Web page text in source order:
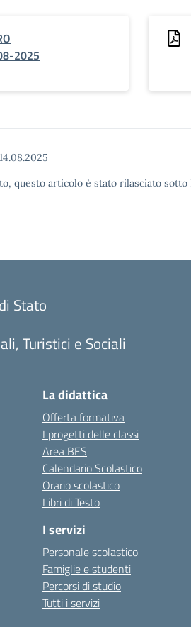
2025
14.08.2025
questo articolo è stato rilasciato
Stato
Turistici e Sociali
La didattica
Offerta formativa
I progetti delle classi
Area BES
Calendario Scolastico
Orario scolastico
Libri di Testo
I servizi
Personale scolastico
Famiglie e studenti
Percorsi di studio
Tutti i servizi